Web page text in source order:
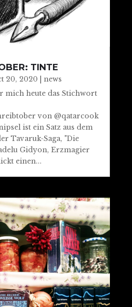
TINTE
20, 2020
news
mich heute das Stichwort
von @qatarcook
ist ein Satz aus dem
Tavaruk-Saga, "Die
Gidyon, Erzmagier
einen...